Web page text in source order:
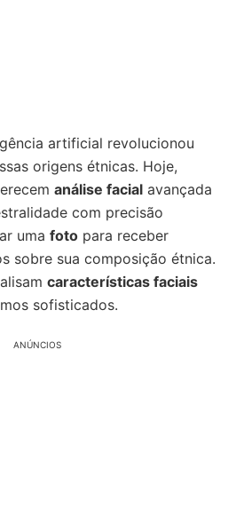
artificial revolucionou
origens étnicas. Hoje,
análise facial avançada
com precisão
uma foto para receber
sobre sua composição étnica.
características faciais
sofisticados.
ANÚNCIOS